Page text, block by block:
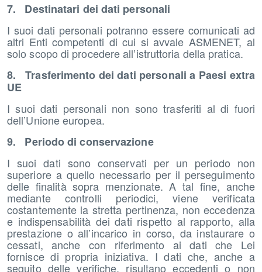
7. Destinatari dei dati personali
I suoi dati personali potranno essere comunicati ad
altri Enti competenti di cui si avvale ASMENET, al
solo scopo di procedere all’istruttoria della pratica.
8. Trasferimento dei dati personali a Paesi extra
UE
I suoi dati personali non sono trasferiti al di fuori
dell’Unione europea.
9. Periodo di conservazione
I suoi dati sono conservati per un periodo non
superiore a quello necessario per il perseguimento
delle finalità sopra menzionate. A tal fine, anche
mediante controlli periodici, viene verificata
costantemente la stretta pertinenza, non eccedenza
e indispensabilità dei dati rispetto al rapporto, alla
prestazione o all’incarico in corso, da instaurare o
cessati, anche con riferimento ai dati che Lei
fornisce di propria iniziativa. I dati che, anche a
seguito delle verifiche, risultano eccedenti o non